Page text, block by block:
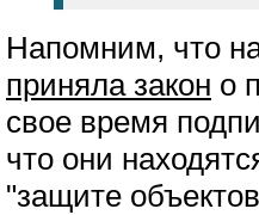
Напомним, что
приняла закон о
свое время
что они
"защите